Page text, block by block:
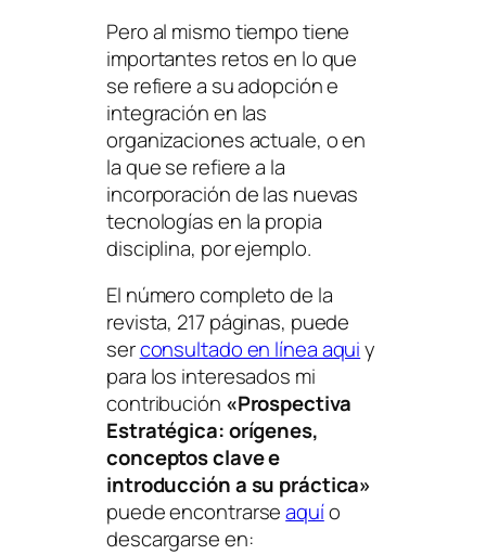
Pero al mismo tiempo tiene
importantes retos en lo que
se refiere a su adopción e
integración en las
organizaciones actuale, o en
la que se refiere a la
incorporación de las nuevas
tecnologías en la propia
disciplina, por ejemplo.
El número completo de la
revista, 217 páginas, puede
serconsultado en línea aquiy
para los interesados mi
contribución «Prospectiva
Estratégica: orígenes,
conceptos clave e
introducción a su práctica»
puede encontrarseaquío
descargarse en: